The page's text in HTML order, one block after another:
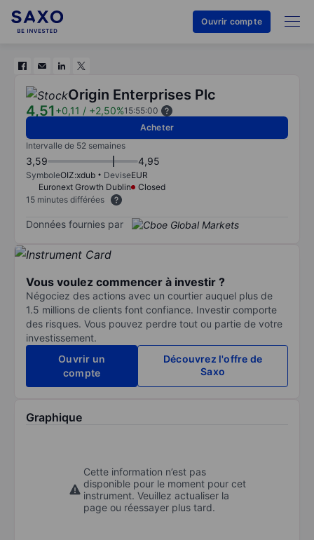
Ouvrir compte
Origin Enterprises Plc
4,51+0,11 / +2,50%15:55:00
Acheter
Intervalle de 52 semaines
3,59 4,95
SymboleOIZ:xdub DeviseEUR
Euronext Growth Dublin
Closed
15 minutes différées
Données fournies par
Vous voulez commencer à investir ?
Négociez des actions avec un courtier auquel plus de
1.5 millions de clients font confiance. Investir comporte
des risques. Vous pouvez perdre tout ou partie de votre
investissement.
Ouvrir un
compte
Découvrez l'offre de
Saxo
Graphique
Cette information n’est pas
disponible pour le moment pour cet
instrument. Veuillez actualiser la
page ou réessayer plus tard.